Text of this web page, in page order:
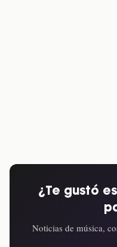
¿Te gustó
Noticias de música,